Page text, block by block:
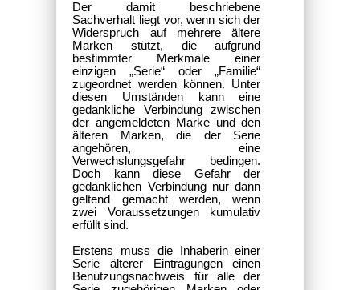
Der damit beschriebene
Sachverhalt liegt vor, wenn sich der
Widerspruch auf mehrere ältere
Marken stützt, die aufgrund
bestimmter Merkmale einer
einzigen „Serie“ oder „Familie“
zugeordnet werden können. Unter
diesen Umständen kann eine
gedankliche Verbindung zwischen
der angemeldeten Marke und den
älteren Marken, die der Serie
angehören, eine
Verwechslungsgefahr bedingen.
Doch kann diese Gefahr der
gedanklichen Verbindung nur dann
geltend gemacht werden, wenn
zwei Voraussetzungen kumulativ
erfüllt sind.
Erstens muss die Inhaberin einer
Serie älterer Eintragungen einen
Benutzungsnachweis für alle der